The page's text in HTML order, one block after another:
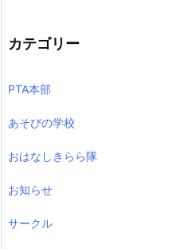
カテゴリー
PTA本部
あそびの学校
おはなしきらら隊
お知らせ
サークル